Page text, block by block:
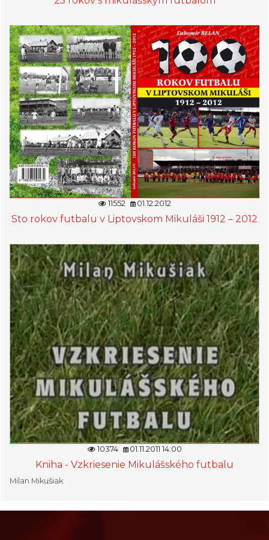
11552 01.12.2012
Sto rokov futbalu v Liptovskom Mikuláši 1912 – 2012
10374 01.11.2011 14:00
Kniha - Vzkriesenie Mikulášského futbalu
Milan Mikušiak